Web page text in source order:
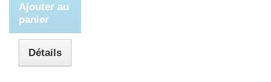
Ajouter au
panier
Détails